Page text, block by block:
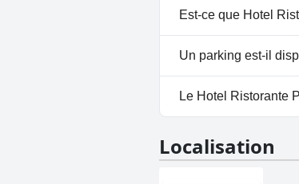
Non, il n'y a pas de
Est-ce que Hotel
Non, Hotel
Un parking est-il
Oui, un parking
Le Hotel Ristorante
Localisation